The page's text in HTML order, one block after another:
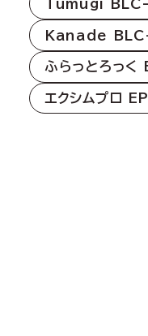
Tumugi
Kanade
ふらっとろっ
エクシムプロ